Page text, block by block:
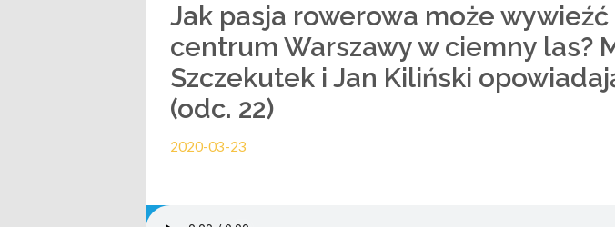
Jak pasja rowerowa może wywieźć
centrum Warszawy w ciemny las?
Szczekutek i Jan Kiliński
(odc. 22)
2020-03-23